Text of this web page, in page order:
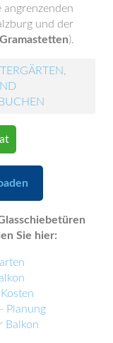
angrenzenden
und der
).
Sie hier:
Planung
Balkon